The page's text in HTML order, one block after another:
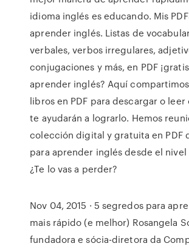
idioma inglés es educando. Mis
aprender inglés. Listas de
verbales, verbos irregulares,
conjugaciones y más, en PDF
aprender inglés? Aquí
libros en PDF para descargar o
te ayudarán a lograrlo. Hemos
colección digital y gratuita en PDF
para aprender inglés desde el nivel
¿Te lo vas a perder?
Nov 04, 2015 · 5 segredos para
mais rápido (e melhor) Rosangela
fundadora e sócia-diretora da